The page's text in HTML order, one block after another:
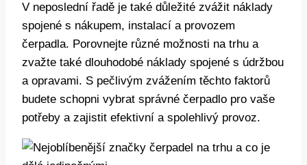
V neposlední řadě je také důležité zvážit náklady
spojené s nákupem, instalací a provozem
čerpadla. Porovnejte různé možnosti na trhu a
zvažte také dlouhodobé náklady spojené s údržbou
a opravami. S pečlivým zvážením těchto faktorů
budete schopni vybrat správné čerpadlo pro vaše
potřeby a zajistit efektivní a spolehlivý provoz.